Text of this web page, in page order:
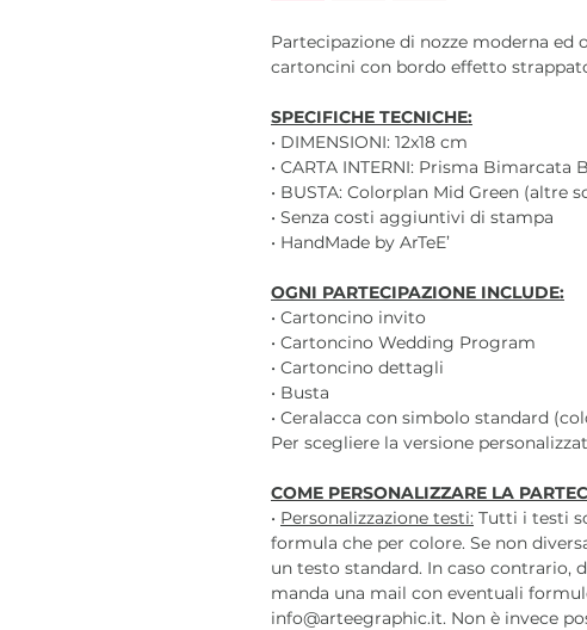
Partecipazione di nozze moderna
cartoncini con bordo effetto
SPECIFICHE TECNICHE:
• DIMENSIONI: 12x18 cm
• CARTA INTERNI: Prisma Bimarcata
• BUSTA: Colorplan Mid Green (altre
• Senza costi aggiuntivi di stampa
• HandMade by ArTeE’
OGNI PARTECIPAZIONE INCLUDE:
• Cartoncino invito
• Cartoncino Wedding Program
• Cartoncino dettagli
• Busta
• Ceralacca con simbolo standard
Per scegliere la versione
COME PERSONALIZZARE LA
• Personalizzazione testi: Tutti i testi
formula che per colore. Se non
un testo standard. In caso contrario,
manda una mail con eventuali
info@arteegraphic.it. Non è invece